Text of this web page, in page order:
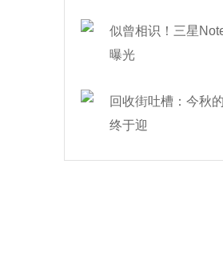
似曾相识！三星
曝光
回收街吐槽：今秋
终于迎